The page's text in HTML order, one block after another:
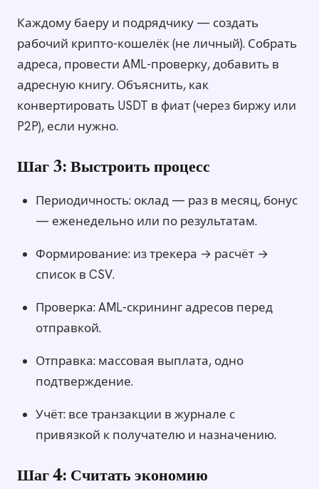
Каждому баеру и подрядчику — создать
рабочий крипто-кошелёк (не личный). Собрать
адреса, провести AML-проверку, добавить в
адресную книгу. Объяснить, как
конвертировать USDT в фиат (через биржу или
P2P), если нужно.
Шаг 3: Выстроить процесс
Периодичность: оклад — раз в месяц, бонус
— еженедельно или по результатам.
Формирование: из трекера → расчёт →
список в CSV.
Проверка: AML-скрининг адресов перед
отправкой.
Отправка: массовая выплата, одно
подтверждение.
Учёт: все транзакции в журнале с
привязкой к получателю и назначению.
Шаг 4: Считать экономию